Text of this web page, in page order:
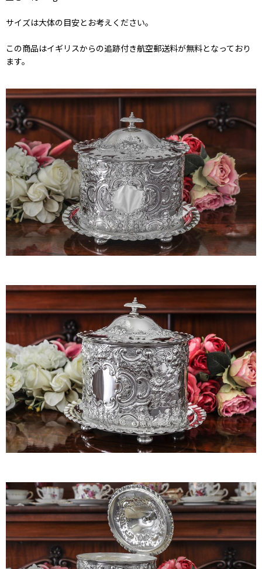
サイズは大体の目安とお考えください。
この商品はイギリスからの追跡付き航空郵送料が無料となっており
ます。